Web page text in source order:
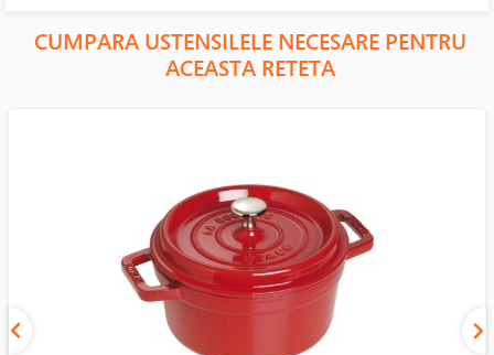
CUMPARA USTENSILELE NECESARE PENTRU
ACEASTA RETETA